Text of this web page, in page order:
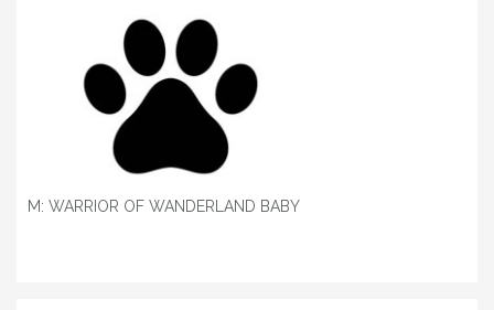
M: WARRIOR OF WANDERLAND BABY